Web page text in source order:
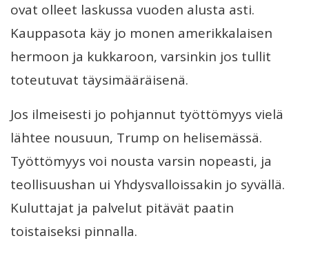
ovat olleet laskussa vuoden alusta asti.
Kauppasota käy jo monen amerikkalaisen
hermoon ja kukkaroon, varsinkin jos tullit
toteutuvat täysimääräisenä.
Jos ilmeisesti jo pohjannut työttömyys vielä
lähtee nousuun, Trump on helisemässä.
Työttömyys voi nousta varsin nopeasti, ja
teollisuushan ui Yhdysvalloissakin jo syvällä.
Kuluttajat ja palvelut pitävät paatin
toistaiseksi pinnalla.